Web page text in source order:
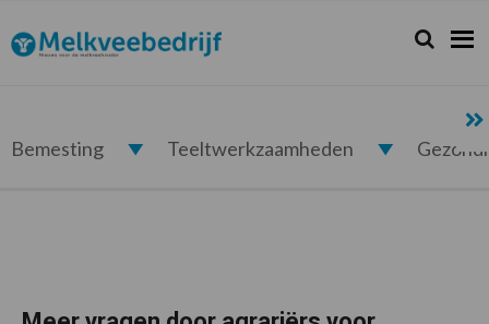
de
hoofdnavigatie
de
hoofd
de
eerste
de
voettekst
Melkveebedrijf.nl Zoeken...
Zoek
Bemesting Teeltwerkzaamheden